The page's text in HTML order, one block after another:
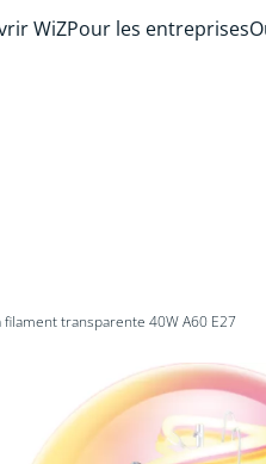
WiZPour les entreprises
filament transparente 40W A60 E27